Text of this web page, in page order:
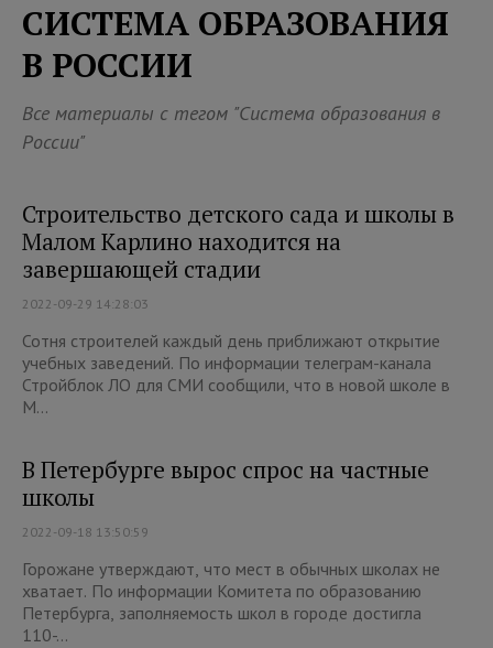
СИСТЕМА ОБРАЗОВАНИЯ
В РОССИИ
Все материалы с тегом "Система образования в
России"
Строительство детского сада и школы в
Малом Карлино находится на
завершающей стадии
2022-09-29 14:28:03
Сотня строителей каждый день приближают открытие
учебных заведений. По информации телеграм-канала
Стройблок ЛО для СМИ сообщили, что в новой школе в
М...
В Петербурге вырос спрос на частные
школы
2022-09-18 13:50:59
Горожане утверждают, что мест в обычных школах не
хватает. По информации Комитета по образованию
Петербурга, заполняемость школ в городе достигла
110-...